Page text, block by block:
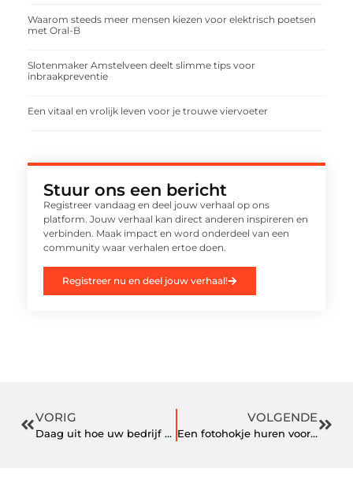
Waarom steeds meer mensen kiezen voor elektrisch poetsen
met Oral-B
Slotenmaker Amstelveen deelt slimme tips voor
inbraakpreventie
Een vitaal en vrolijk leven voor je trouwe viervoeter
Stuur ons een bericht
Registreer vandaag en deel jouw verhaal op ons
platform. Jouw verhaal kan direct anderen inspireren en
verbinden. Maak impact en word onderdeel van een
community waar verhalen ertoe doen.
Registreer nu en deel jouw verhaal!
VORIG
Daag uit hoe uw bedrijf werkt
VOLGENDE
Een fotohokje huren voor op een grote beurs